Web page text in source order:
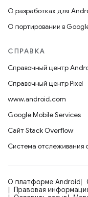
О разработках для
О портировании в
СПРАВКА
Справочный центр
Справочный центр Pixel
www.android.com
Google Mobile Services
Сайт Stack Overflow
Система отслеживания
О платформе Android
Правовая